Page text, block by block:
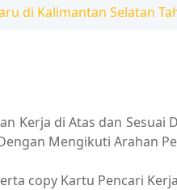
di Kalimantan Selatan
Kerja di Atas dan Sesuai
Mengikuti Arahan
copy Kartu Pencari